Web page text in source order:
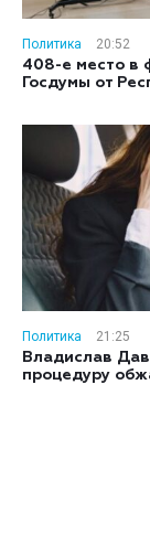
Политика
20:52
408-е место в
Госдумы от
Политика
21:25
Владислав
процедуру